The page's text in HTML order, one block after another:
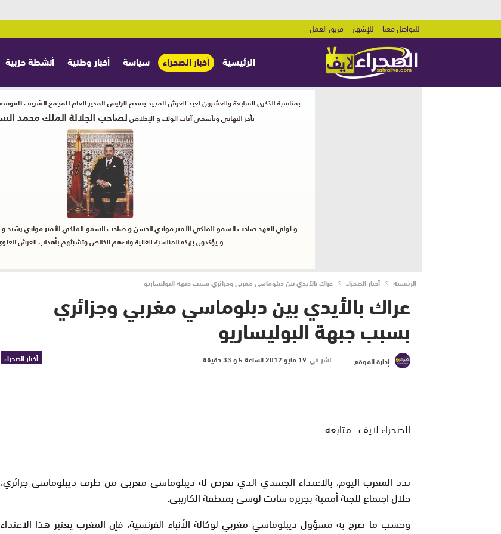
للتواصل معنا للإشهار فريق العمل
الرئيسية أخبار الصحراء سياسة أخبار وطنية أنشطة حزبية
الرئيسية أخبار الصحراء عراك بالأيدي بين دبلوماسي مغربي وجزائري بسبب جبهة البوليساريو
عراك بالأيدي بين دبلوماسي مغربي وجزائري
بسبب جبهة البوليساريو
أخبار الصحراء إدارة الموقع نشر في 19 مايو 2017 الساعة 5 و 33 دقيقة
الصحراء لايف : متابعة
ندد المغرب اليوم، بالاعتداء الجسدي الذي تعرض له ديبلوماسي مغربي من طرف ديبلوماسي جزائري،
خلال اجتماع للجنة أممية بجزيرة سانت لوسي بمنطقة الكاريبي.
وحسب ما صرح به مسؤول ديبلوماسي مغربي لوكالة الأنباء الفرنسية، فإن المغرب يعتبر هذا الاعتداء